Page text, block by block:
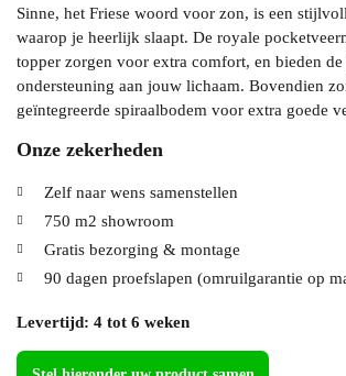
Sinne, het Friese woord voor zon, is een
waarop je heerlijk slaapt. De royale
topper zorgen voor extra comfort, en bieden de
ondersteuning aan jouw lichaam. Bovendien
geïntegreerde spiraalbodem voor extra goede
Onze zekerheden
Zelf naar wens samenstellen
750 m2 showroom
Gratis bezorging & montage
90 dagen proefslapen (omruilgarantie op
Levertijd: 4 tot 6 weken